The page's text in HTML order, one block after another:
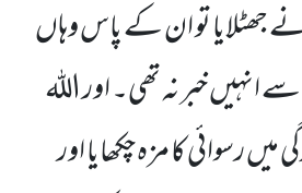
جھٹلایا تو ان کے پاس وہاں
خبر نہ تھی۔ اور اللہ
رسوائی کا مز ہ چکھایا اور